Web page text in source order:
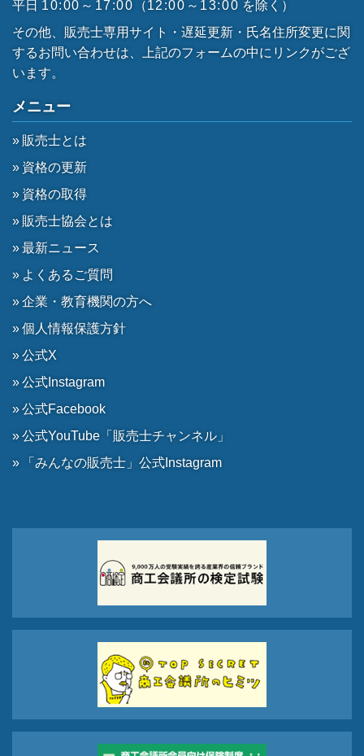
平日 10:00～17:00 （12:00～13:00 を除く）
その他、販売士専用サイト・遅延更新・氏名住所変更に関
するお問い合わせは、上記のフォームの中にリンクがござ
います。
メニュー
販売士とは
資格の更新
資格の取得
販売士協会とは
最新ニュース
よくあるご質問
企業・教育機関の方へ
個人情報保護方針
公式X
公式Instagram
公式Facebook
公式YouTube「販売士チャンネル」
「みんなの販売士」公式Instagram